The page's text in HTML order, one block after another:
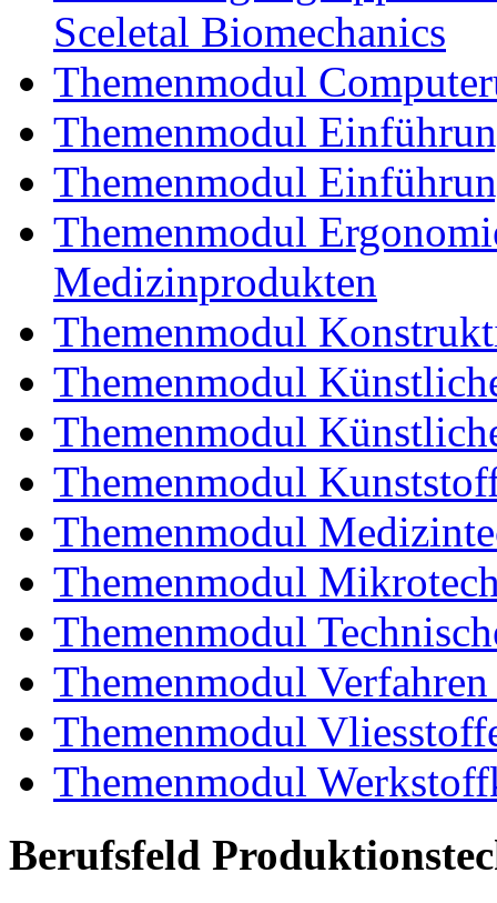
Sceletal Biomechanics
Themenmodul
Themenmodul
Themenmodul
Themenmodul
Medizinprodukten
Themenmodul
Themenmodul
Themenmodul
Themenmodul
Themenmodul
Themenmodul
Themenmodul
Themenmodul
Themenmodul
Themenmodul
Berufsfeld